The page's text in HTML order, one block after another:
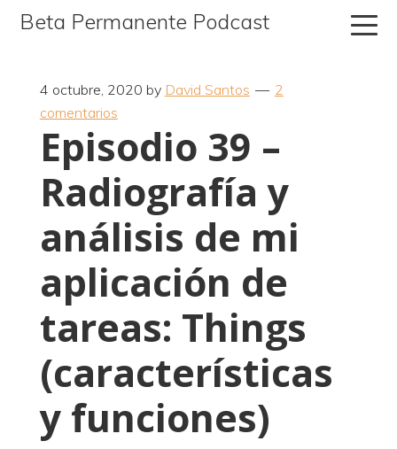
principal
principal
lateral
primaria
Beta Permanente Podcast
4 octubre, 2020 by David Santos
2
comentarios
Episodio 39 –
Radiografía y
análisis de mi
aplicación de
tareas: Things
(características
y funciones)